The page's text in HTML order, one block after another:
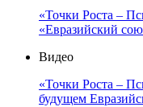
«Точки Роста –
«Евразийский
Видео
«Точки Роста –
будущем